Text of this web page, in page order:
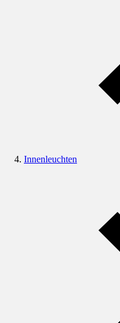
Innenleuchten